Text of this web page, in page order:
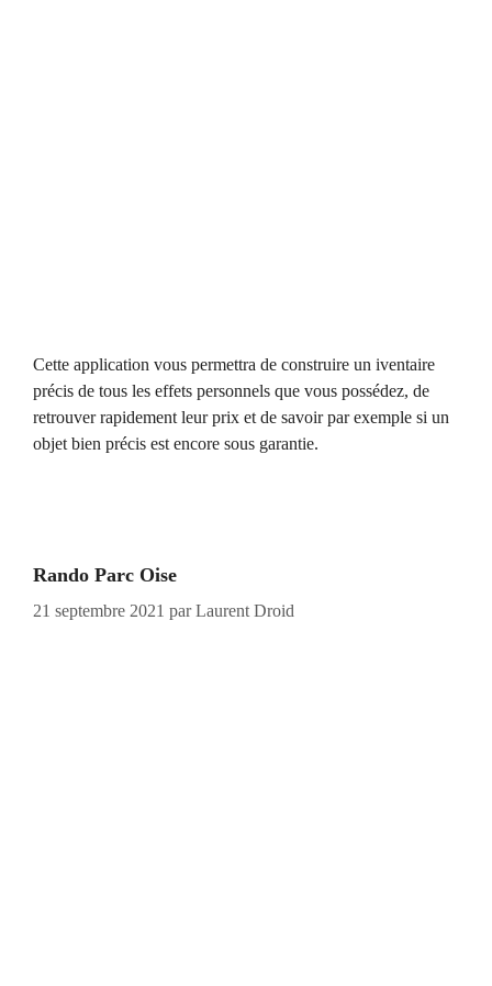
Cette application vous permettra de construire un iventaire
précis de tous les effets personnels que vous possédez, de
retrouver rapidement leur prix et de savoir par exemple si un
objet bien précis est encore sous garantie.
Rando Parc Oise
21 septembre 2021 parLaurent Droid